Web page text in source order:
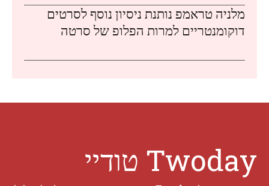
מלניה טראמפ נותנת ניסיון נוסף לסרטים
דוקומנטריים למרות הפלופ של סרטה
Twoday טודיי